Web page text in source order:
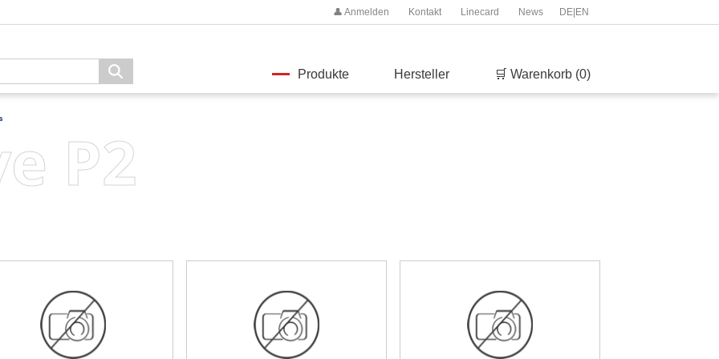
DE| EN
👤 Anmelden Kontakt Linecard News
Produkte Hersteller 🛒 Warenkorb (0)
P2